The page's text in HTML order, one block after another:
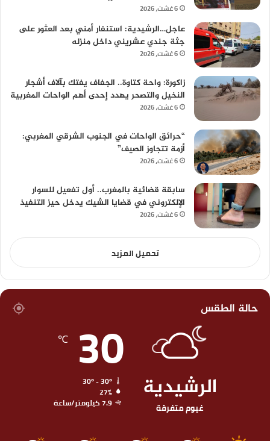
6 غشت، 2026
عاجل…الرشيدية: استنفار أمني بعد العثور على
جثة جندي عشريني داخل منزله
6 غشت، 2026
زاكورة: واحة كتاوة.. الجفاف يفتك بآلاف أشجار
النخيل والتصحر يهدد إحدى أهم الواحات المغربية
6 غشت، 2026
“حرائق الواحات في الجنوب الشرقي المغربي:
أزمة تتجاوز الصيف”
6 غشت، 2026
سابقة قضائية بالمغرب.. أول تفعيل للسوار
الإلكتروني في قضايا الشيك يدخل حيز التنفيذ
6 غشت، 2026
تحميل المزيد
حالة الطقس
الرشيدية
غيوم متفرقة
30
℃
30º - 30º
27%
7.9 كيلومتر/ساعة